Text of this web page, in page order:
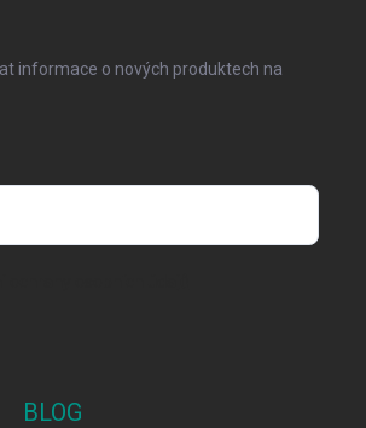
informace o nových produktech na
BLOG